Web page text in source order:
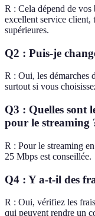
R : Cela dépend de vos
excellent service client,
supérieures.
Q2 : Puis-je
R : Oui, les démarches
surtout si vous
Q3 : Quelles sont
pour le streaming
R : Pour le streaming
25 Mbps est conseillée.
Q4 : Y a-t-il des
R : Oui, vérifiez les
qui peuvent rendre un